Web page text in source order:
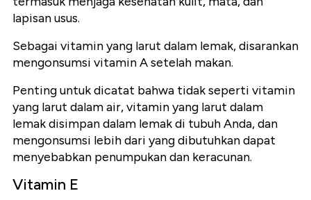
lapisan usus.
Sebagai vitamin yang larut dalam lemak, disarankan
mengonsumsi vitamin A setelah makan.
Penting untuk dicatat bahwa tidak seperti vitamin
yang larut dalam air, vitamin yang larut dalam
lemak disimpan dalam lemak di tubuh Anda, dan
mengonsumsi lebih dari yang dibutuhkan dapat
menyebabkan penumpukan dan keracunan.
Vitamin E